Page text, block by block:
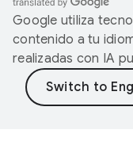
Google utiliza
contenido a tu
realizadas con IA